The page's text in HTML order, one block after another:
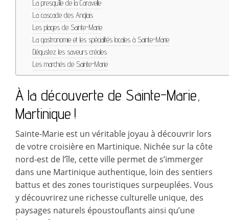
La presqu’île de la Caravelle
La cascade des Anglais
Les plages de Sainte-Marie
La gastronomie et les spécialités locales à Sainte-Marie
Dégustez les saveurs créoles
Les marchés de Sainte-Marie
À la découverte de Sainte-Marie,
Martinique !
Sainte-Marie est un véritable joyau à découvrir lors
de votre croisière en Martinique. Nichée sur la côte
nord-est de l’île, cette ville permet de s’immerger
dans une Martinique authentique, loin des sentiers
battus et des zones touristiques surpeuplées. Vous
y découvrirez une richesse culturelle unique, des
paysages naturels époustouflants ainsi qu’une